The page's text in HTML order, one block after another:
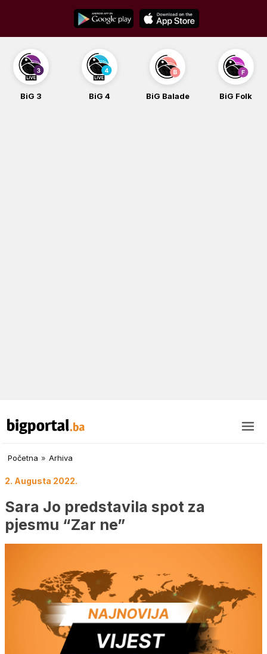
content
BiG 3 BiG 4 BiG Balade BiG Folk
Početna » Arhiva
2. Augusta 2022.
Sara Jo predstavila spot za
pjesmu “Zar ne”